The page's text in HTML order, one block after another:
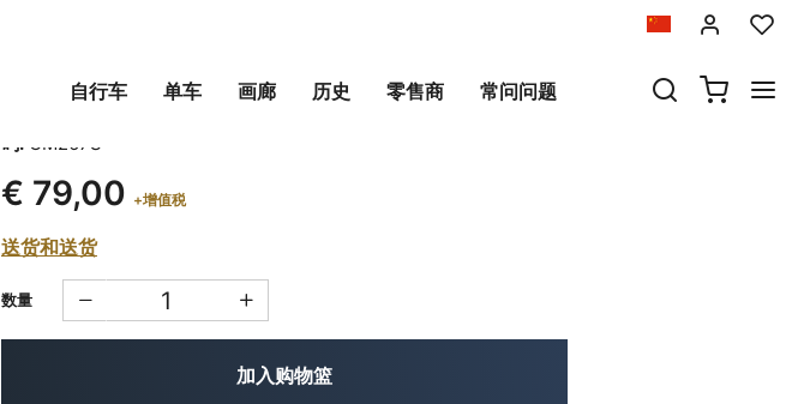
自行车 单车 画廊 历史 零售商 常问问题
SPRINT 过滤器型号 P08（2024 年起）
码: CM267S
€ 79,00 +增值税
送货和送货
数量
加入购物篮